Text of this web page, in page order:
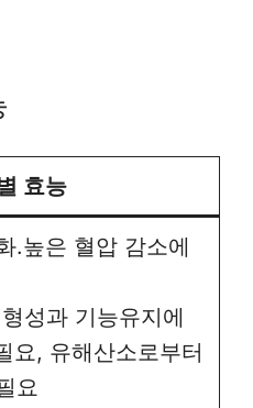
효능
.높은 혈압 감소에
성과 기능유지에
요, 유해산소로부터
요